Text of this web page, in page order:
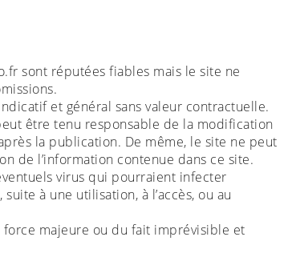
sont réputées fiables mais le site ne
et général sans valeur contractuelle.
être tenu responsable de la modification
la publication. De même, le site ne peut
de l’information contenue dans ce site.
virus qui pourraient infecter
à une utilisation, à l’accès, ou au
majeure ou du fait imprévisible et